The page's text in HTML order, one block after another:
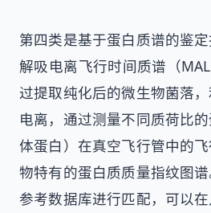
第四类是基于蛋白质谱的鉴
解吸电离飞行时间质谱（
过提取纯化后的微生物菌落
电离，通过测量不同质荷比
体蛋白）在真空飞行管中的
物特有的蛋白质质量指纹图
参考数据库进行匹配，可以